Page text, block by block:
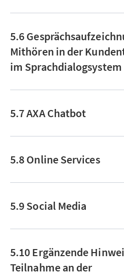
5.6
Mithören in der
im Sprachdialogsystem
5.7 AXA Chatbot
5.8 Online Services
5.9 Social Media
5.10 Ergänzende
Teilnahme an der